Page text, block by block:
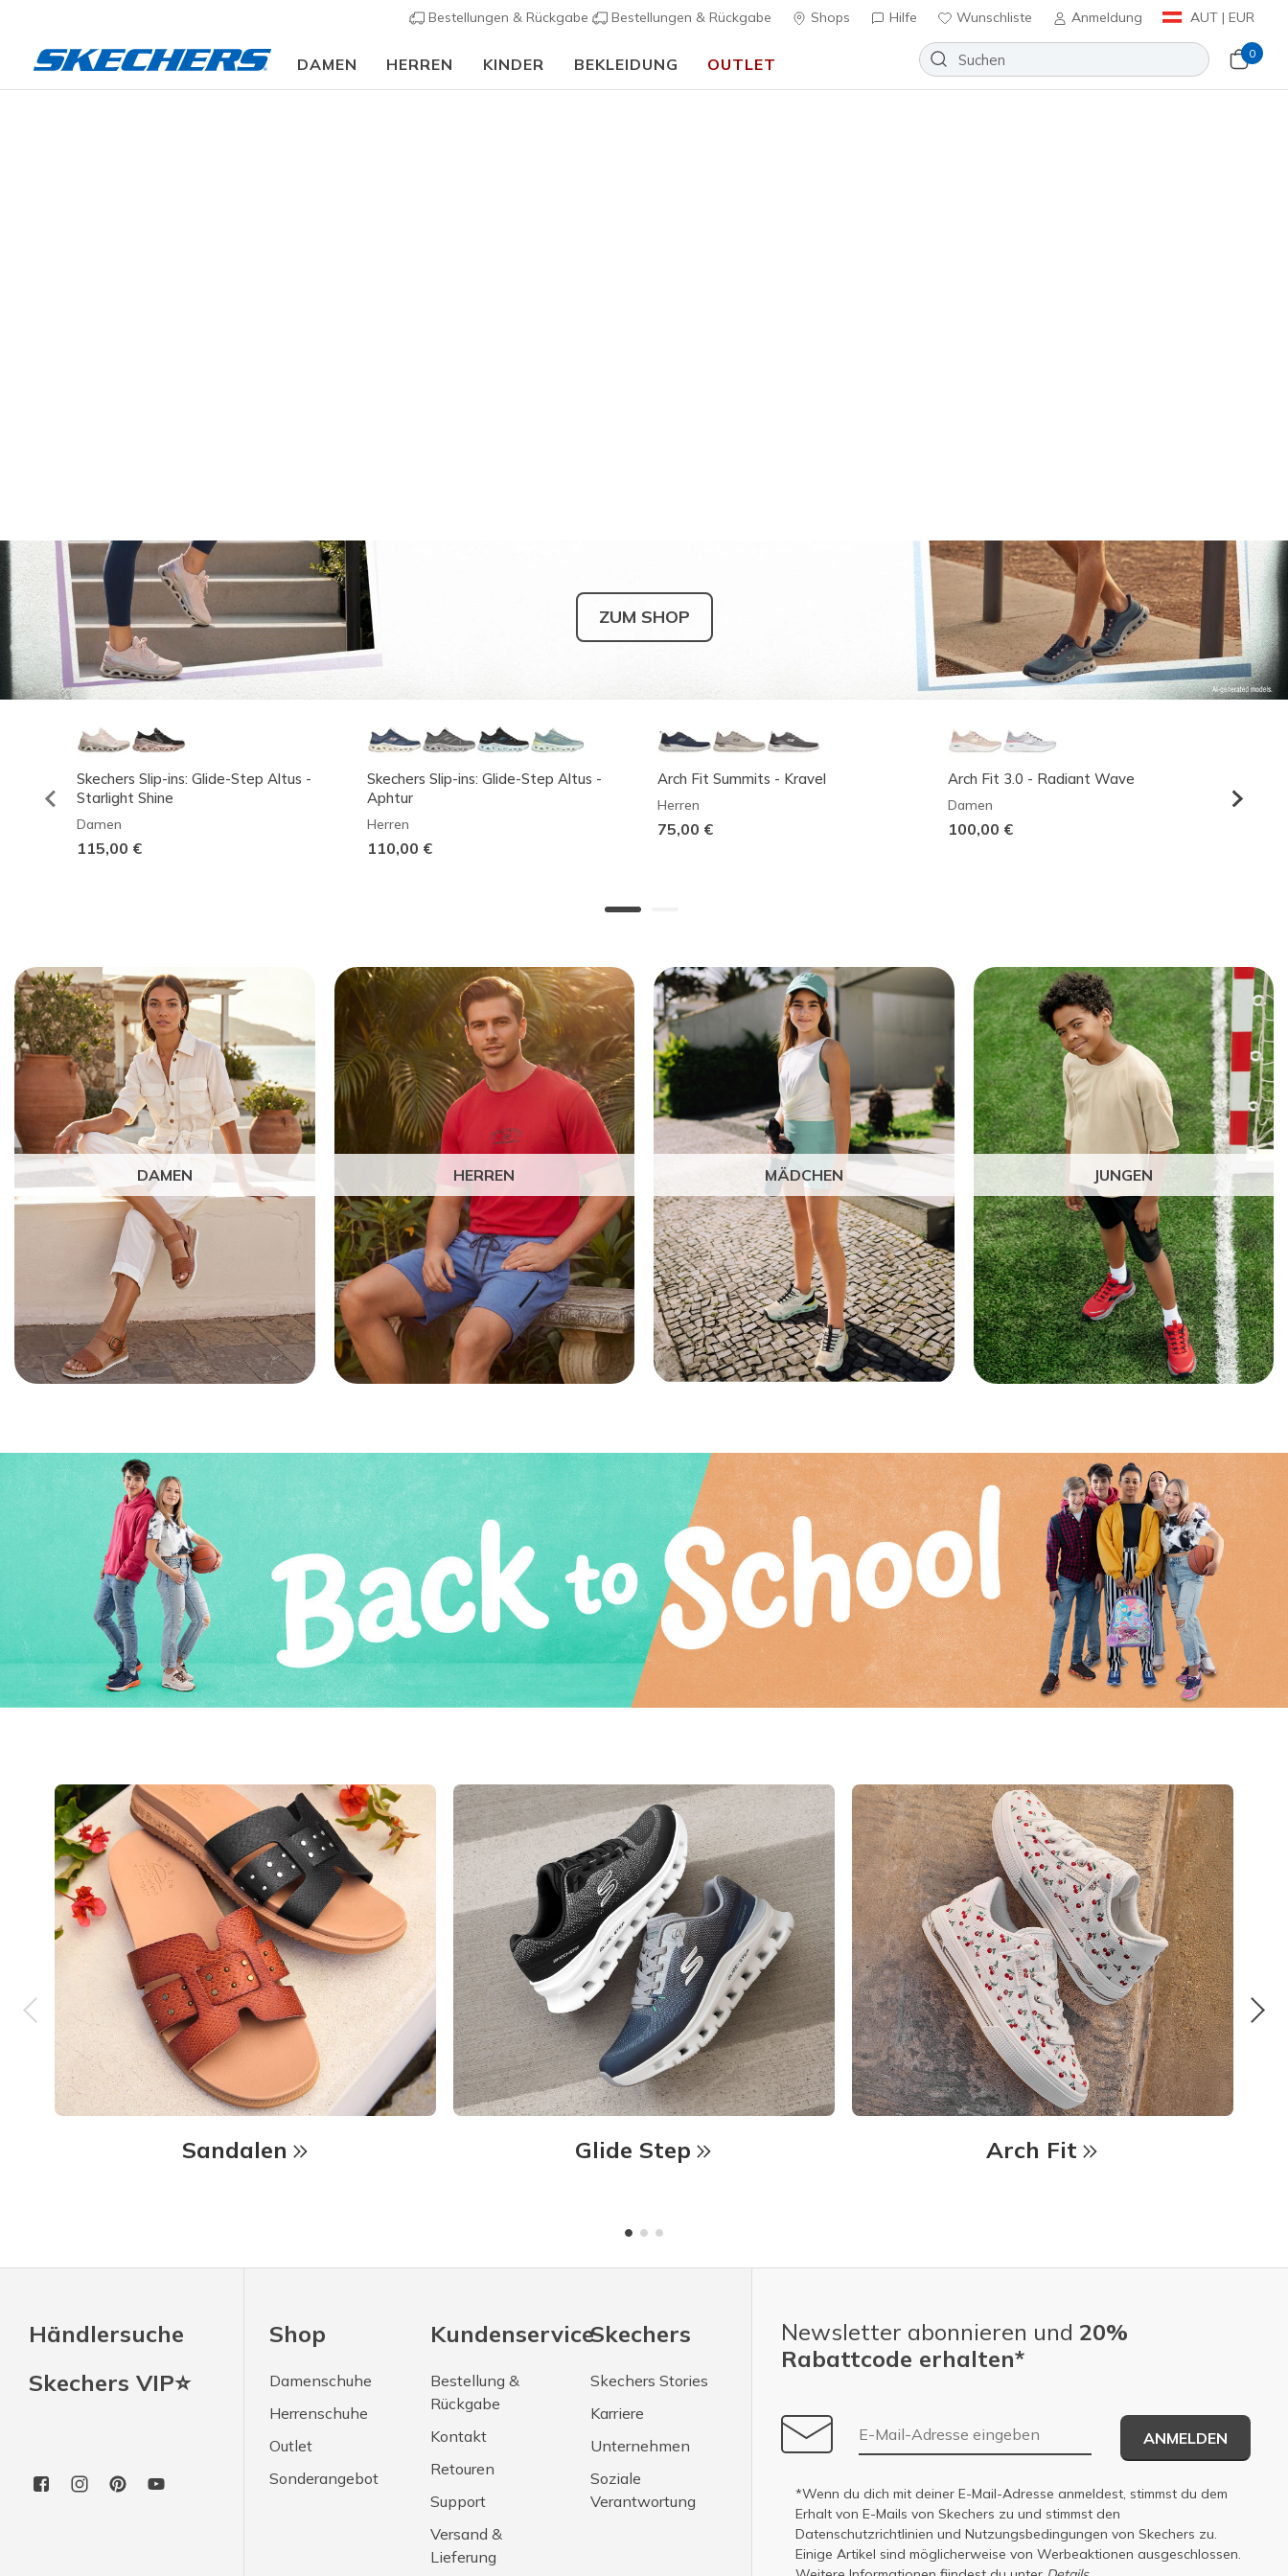
Bestellungen & Rückgabe Bestellungen & Rückgabe Shops Hilfe Wunschliste Anmeldung AUT | EUR
DAMEN HERREN KINDER BEKLEIDUNG OUTLET
0
ZUM SHOP
Skechers Slip-ins: Glide-Step Altus -
Starlight Shine
Damen
115,00 €
Skechers Slip-ins: Glide-Step Altus -
Aphtur
Herren
110,00 €
Arch Fit Summits - Kravel
Herren
75,00 €
Arch Fit 3.0 - Radiant Wave
Damen
100,00 €
Herren
DAMEN HERREN MÄDCHEN JUNGEN
Sandalen Glide Step Arch Fit
Händlersuche
Skechers VIP⭐
Shop
Damenschuhe
Herrenschuhe
Outlet
Sonderangebot
Kundenservice
Bestellung &
Rückgabe
Kontakt
Retouren
Support
Versand &
Lieferung
Skechers
Skechers Stories
Karriere
Unternehmen
Soziale
Verantwortung
Newsletter abonnieren und 20%
Rabattcode erhalten*
E-Mail-Adresse
ANMELDEN
*Wenn du dich mit deiner E-Mail-Adresse anmeldest, stimmst du dem
Erhalt von E-Mails von Skechers zu und stimmst den
Datenschutzrichtlinien und Nutzungsbedingungen von Skechers zu.
Einige Artikel sind möglicherweise von Werbeaktionen ausgeschlossen.